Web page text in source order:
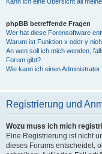
phpBB betreffende Fragen
Wer hat diese Forensoftware
Warum ist Funktion x oder y
An wen soll ich mich wenden,
Forum gibt?
Wie kann ich einen
Registrierung und
Wozu muss ich mich
Eine Registrierung ist nicht
dieses Forums entscheidet,